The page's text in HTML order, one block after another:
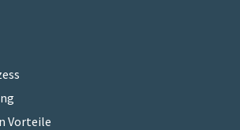
Vorteile